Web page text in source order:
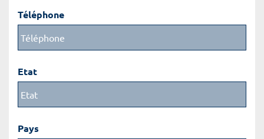
Téléphone
Etat
Pays